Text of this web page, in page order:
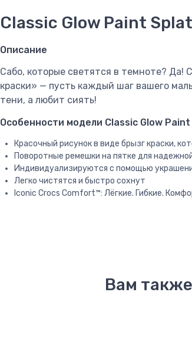
Classic Glow Paint
Описание
Сабо, которые светятся в темноте? Да!
краски» — пусть каждый шаг вашего
тени, а любит сиять!
Особенности модели Classic Glow
Красочный рисунок в виде брызг краски,
Поворотные ремешки на пятке для
Индивидуализируются с помощью
Легко чистятся и быстро сохнут
Iconic Crocs Comfort™: Лёгкие. Гибкие.
Вам